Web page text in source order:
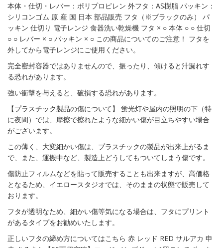
本体・仕切・レバー：ポリプロピレン 外フタ：AS樹脂 パッキン：
シリコンゴム 原 産 国 日本 部品販売 フタ（※ブラックのみ） パ
ッキン 仕切り 電子レンジ 食器洗い乾燥機 フタ × ○ 本体 ○ ○ 仕切
○ ○ レバー × ○ パッキン × ○ この商品についてのご注意！ フタを
外してから電子レンジにご使用ください。
完全密封容器ではありませんので、振ったり、傾けると汁漏れす
る恐れがあります。
強い衝撃を与えると、破損する恐れがあります。
【プラスチック製品の傷について】 蛍光灯や屋内の照明の下（特
に夜間）では、摩擦で擦れたような細かい傷が目立ちやすい場合
がございます。
この薄く、大変細かい傷は、プラスチックの製品が出来上がるま
で、また、運搬中など、製造上どうしてもついてしまう傷です。
傷防止フィルムなどを貼って販売することも出来ますが、高価格
となるため、イエロースタジオでは、そのままの状態で販売して
おります。
フタが透明なため、細かい傷等気になる場合は、フタにプリント
があるタイプをお勧めいたします。
正しいフタの締め方についてはこちら 赤 レッド RED サルアカ 申